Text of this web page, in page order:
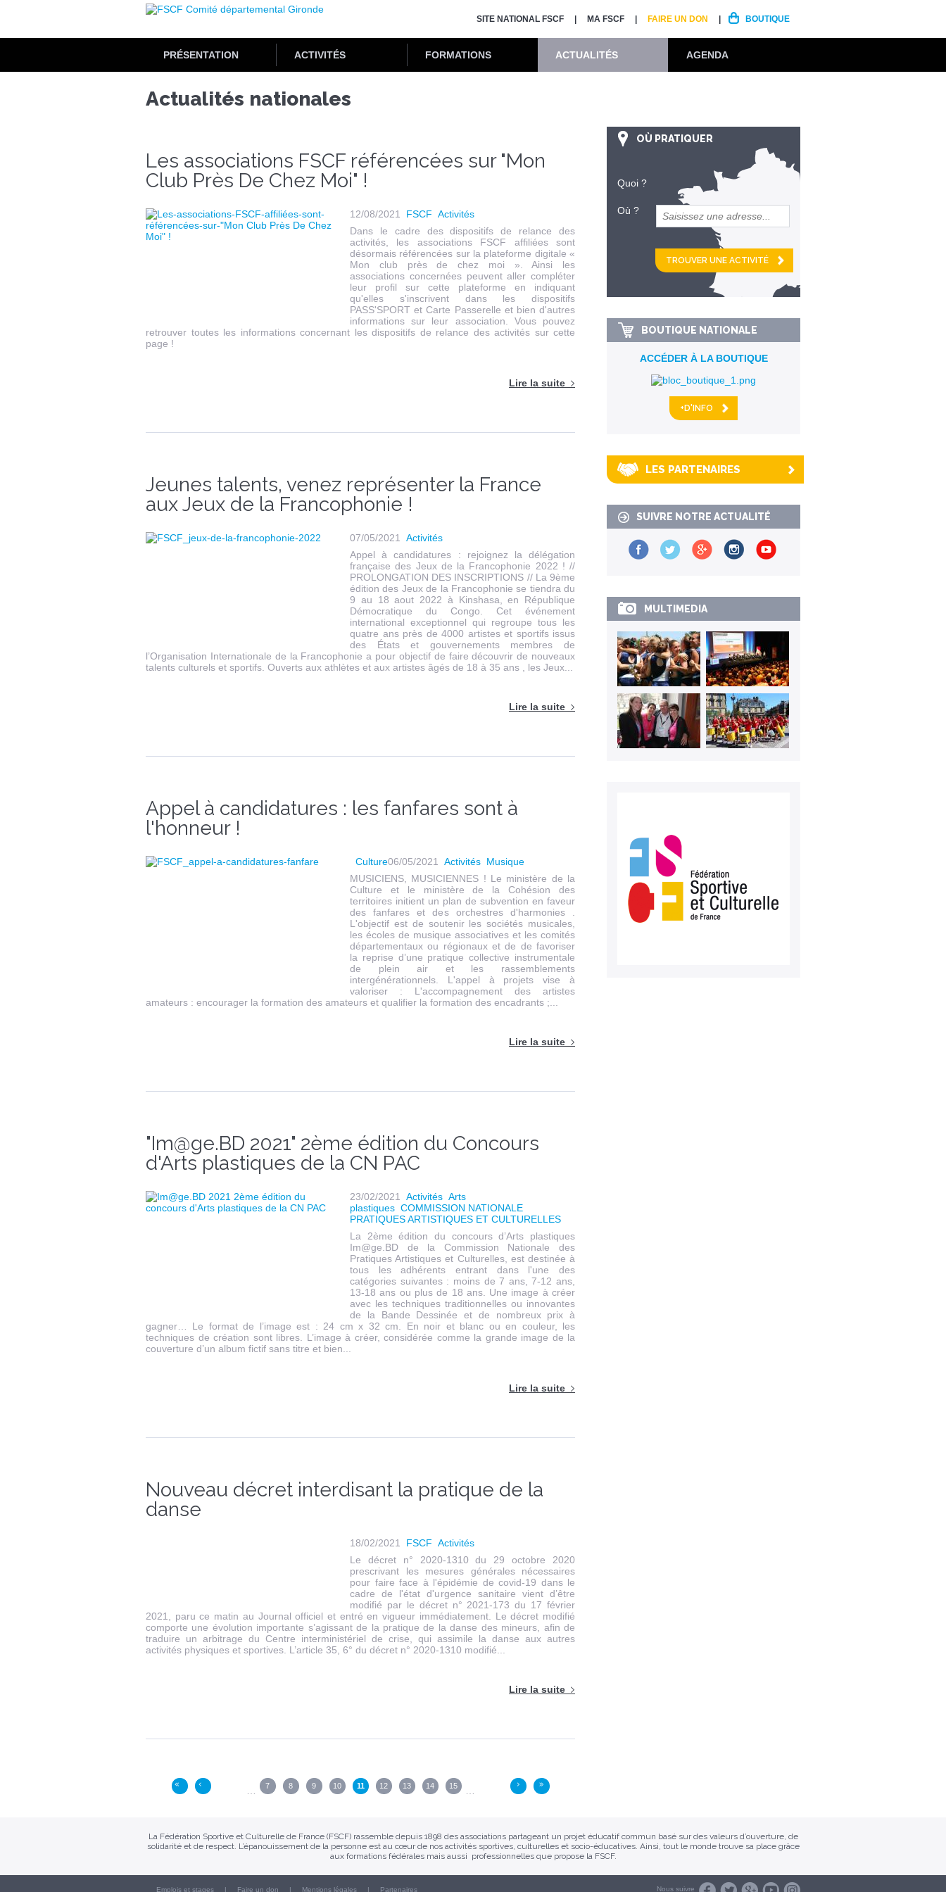
principal
SITE NATIONAL FSCF MA FSCF FAIRE UN DON BOUTIQUE
PRÉSENTATION ACTIVITÉS FORMATIONS ACTUALITÉS AGENDA
Actualités nationales
Les associations FSCF référencées sur "Mon
Club Près De Chez Moi" !
12/08/2021 FSCF Activités
Dans le cadre des dispositifs de relance des
activités, les associations FSCF affiliées sont
désormais référencées sur la plateforme digitale «
Mon club près de chez moi ». Ainsi les
associations concernées peuvent aller compléter
leur profil sur cette plateforme en indiquant
qu'elles s'inscrivent dans les dispositifs
PASS'SPORT et Carte Passerelle et bien d'autres
informations sur leur association. Vous pouvez
retrouver toutes les informations concernant les dispositifs de relance des activités sur cette
page !
Lire la suite
Jeunes talents, venez représenter la France
aux Jeux de la Francophonie !
07/05/2021
Activités
Appel à candidatures : rejoignez la délégation
française des Jeux de la Francophonie 2022 ! //
PROLONGATION DES INSCRIPTIONS // La 9ème
édition des Jeux de la Francophonie se tiendra du
9 au 18 aout 2022 à Kinshasa, en République
Démocratique du Congo. Cet événement
international exceptionnel qui regroupe tous les
quatre ans près de 4000 artistes et sportifs issus
des États et gouvernements membres de
l’Organisation Internationale de la Francophonie a pour objectif de faire découvrir de nouveaux
talents culturels et sportifs. Ouverts aux athlètes et aux artistes âgés de 18 à 35 ans , les Jeux...
Lire la suite
Appel à candidatures : les fanfares sont à
l'honneur !
Culture06/05/2021 Activités Musique
MUSICIENS, MUSICIENNES ! Le ministère de la
Culture et le ministère de la Cohésion des
territoires initient un plan de subvention en faveur
des fanfares et des orchestres d'harmonies .
L'objectif est de soutenir les sociétés musicales,
les écoles de musique associatives et les comités
départementaux ou régionaux et de de favoriser
la reprise d’une pratique collective instrumentale
de plein air et les rassemblements
intergénérationnels. L'appel à projets vise à
valoriser : L'accompagnement des artistes
amateurs : encourager la formation des amateurs et qualifier la formation des encadrants ;...
Lire la suite
"Im@ge.BD 2021" 2ème édition du Concours
d'Arts plastiques de la CN PAC
23/02/2021 Activités Arts
plastiques COMMISSION NATIONALE
PRATIQUES ARTISTIQUES ET CULTURELLES
La 2ème édition du concours d’Arts plastiques
Im@ge.BD de la Commission Nationale des
Pratiques Artistiques et Culturelles, est destinée à
tous les adhérents entrant dans l'une des
catégories suivantes : moins de 7 ans, 7-12 ans,
13-18 ans ou plus de 18 ans. Une image à créer
avec les techniques traditionnelles ou innovantes
de la Bande Dessinée et de nombreux prix à
gagner… Le format de l’image est : 24 cm x 32 cm. En noir et blanc ou en couleur, les
techniques de création sont libres. L’image à créer, considérée comme la grande image de la
couverture d’un album fictif sans titre et bien...
Lire la suite
Nouveau décret interdisant la pratique de la
danse
18/02/2021 FSCF Activités
Le décret n° 2020-1310 du 29 octobre 2020
prescrivant les mesures générales nécessaires
pour faire face à l'épidémie de covid-19 dans le
cadre de l'état d'urgence sanitaire vient d’être
modifié par le décret n° 2021-173 du 17 février
2021, paru ce matin au Journal officiel et entré en vigueur immédiatement. Le décret modifié
comporte une évolution importante s’agissant de la pratique de la danse des mineurs, afin de
traduire un arbitrage du Centre interministériel de crise, qui assimile la danse aux autres
activités physiques et sportives. L’article 35, 6° du décret n° 2020-1310 modifié...
Lire la suite
« ‹ 7 8 9 10 11 12 13 14 15 › »
OÙ PRATIQUER
Quoi ?
Où ?
et
km alentour
BOUTIQUE NATIONALE
ACCÉDER À LA BOUTIQUE
+D'INFO
LES PARTENAIRES
SUIVRE NOTRE ACTUALITÉ
MULTIMEDIA
La Fédération Sportive et Culturelle de France (FSCF) rassemble depuis 1898 des associations partageant un projet éducatif commun basé sur des valeurs d’ouverture, de
solidarité et de respect. L’épanouissement de la personne est au cœur de nos activités sportives, culturelles et socio-éducatives. Ainsi, tout le monde trouve sa place grâce
aux formations fédérales mais aussi professionnelles que propose la FSCF.
Emplois et stages Faire un don Mentions légales Partenaires Nous suivre